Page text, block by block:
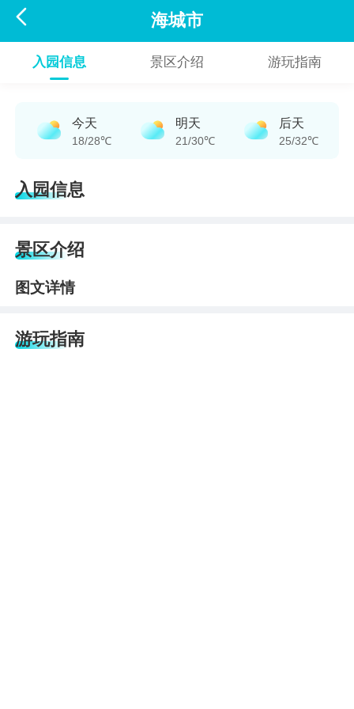
 海城市
入园信息 景区介绍 游玩指南
今天
18/28℃
明天
21/30℃
后天
25/32℃
入园信息
景区介绍
图文详情
游玩指南